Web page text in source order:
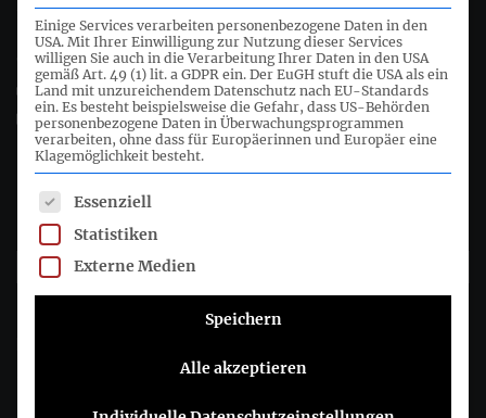
10719 Berlin
+49 (0)30 20 64 12 - 0
+49 (0)30 20 64 12 - 15
info@drsc.de
Folgen Sie dem DRSC
DRSC-Newsletter abonnieren
Bitte wählen Sie aus, wie Sie von uns hören möchten DRSC e.V.:
Sie können sich jederzeit abmelden, indem Sie auf den Link in der
Datenschutzpraktiken finden Sie auf unserer Website.
Einige Services verarbeiten personenbezogene Daten in den
USA. Mit Ihrer Einwilligung zur Nutzung dieser Services
willigen Sie auch in die Verarbeitung Ihrer Daten in den USA
gemäß Art. 49 (1) lit. a GDPR ein. Der EuGH stuft die USA als ein
Land mit unzureichendem Datenschutz nach EU-Standards
ein. Es besteht beispielsweise die Gefahr, dass US-Behörden
personenbezogene Daten in Überwachungsprogrammen
verarbeiten, ohne dass für Europäerinnen und Europäer eine
Klagemöglichkeit besteht.
Es folgt eine Liste der Service-Gruppen, für die eine
Essenziell
Statistiken
Externe Medien
Speichern
Alle akzeptieren